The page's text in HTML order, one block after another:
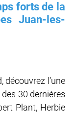
forts de la
Juan-les-
découvrez l’une
30 dernières
Plant, Herbie